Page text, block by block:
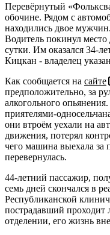
Перевёрнутый
обочине. Рядом с
находились двое
Водитель покинул
сутки. Им оказался 34-
Кицкан - владелец
Как сообщается на сайте
предположительно, за
алкогольного
приятелями-
они втроём уехали на
движения, потерял
чего машина выехала за
перевернулась.
44-летний пассажир,
семь дней скончался в
Республиканской
пострадавший проходит
отделении, его жизнь